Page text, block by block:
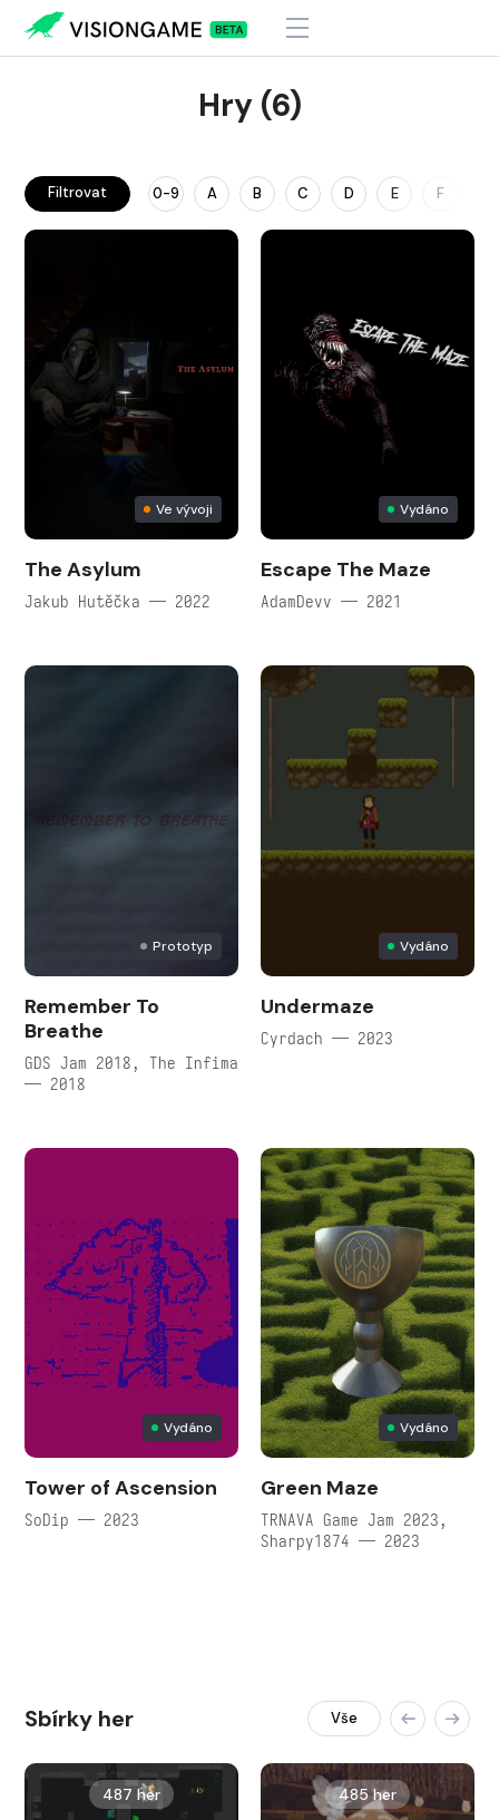
Hry (6)
Filtrovat 0-9 A B C D E F
Ve vývoji
The Asylum
Jakub Hutěčka — 2022
Vydáno
Escape The Maze
AdamDevv — 2021
Prototyp
Remember To
Breathe
GDS Jam 2018, The Infima
— 2018
Vydáno
Undermaze
Cyrdach — 2023
Vydáno
Tower of Ascension
SoDip — 2023
Vydáno
Green Maze
TRNAVA Game Jam 2023,
Sharpy1874 — 2023
Sbírky her Vše
487 her 485 her